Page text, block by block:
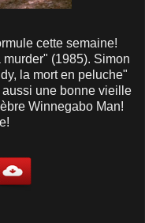
cette semaine!
(1985). Simon
la mort en peluche"
une bonne vieille
Winnegabo Man!